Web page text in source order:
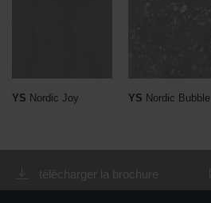
YS Nordic Joy YS Nordic Bubble
télécharger la brochure